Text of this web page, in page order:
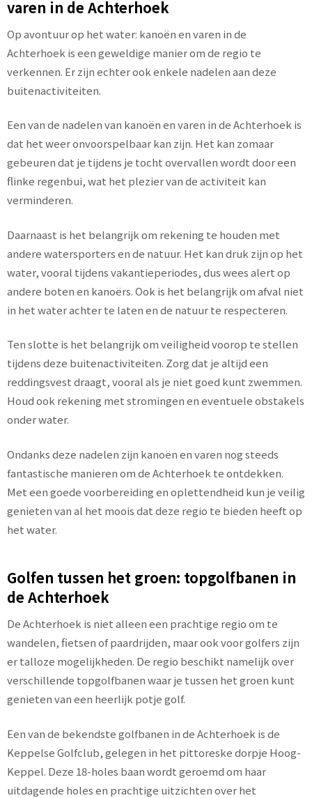
varen in de Achterhoek
Op avontuur op het water: kanoën en varen in de
Achterhoek is een geweldige manier om de regio te
verkennen. Er zijn echter ook enkele nadelen aan deze
buitenactiviteiten.
Een van de nadelen van kanoën en varen in de Achterhoek is
dat het weer onvoorspelbaar kan zijn. Het kan zomaar
gebeuren dat je tijdens je tocht overvallen wordt door een
flinke regenbui, wat het plezier van de activiteit kan
verminderen.
Daarnaast is het belangrijk om rekening te houden met
andere watersporters en de natuur. Het kan druk zijn op het
water, vooral tijdens vakantieperiodes, dus wees alert op
andere boten en kanoërs. Ook is het belangrijk om afval niet
in het water achter te laten en de natuur te respecteren.
Ten slotte is het belangrijk om veiligheid voorop te stellen
tijdens deze buitenactiviteiten. Zorg dat je altijd een
reddingsvest draagt, vooral als je niet goed kunt zwemmen.
Houd ook rekening met stromingen en eventuele obstakels
onder water.
Ondanks deze nadelen zijn kanoën en varen nog steeds
fantastische manieren om de Achterhoek te ontdekken.
Met een goede voorbereiding en oplettendheid kun je veilig
genieten van al het moois dat deze regio te bieden heeft op
het water.
Golfen tussen het groen: topgolfbanen in
de Achterhoek
De Achterhoek is niet alleen een prachtige regio om te
wandelen, fietsen of paardrijden, maar ook voor golfers zijn
er talloze mogelijkheden. De regio beschikt namelijk over
verschillende topgolfbanen waar je tussen het groen kunt
genieten van een heerlijk potje golf.
Een van de bekendste golfbanen in de Achterhoek is de
Keppelse Golfclub, gelegen in het pittoreske dorpje Hoog-
Keppel. Deze 18-holes baan wordt geroemd om haar
uitdagende holes en prachtige uitzichten over het